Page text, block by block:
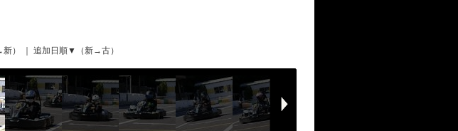
） 追加日順▼（新→古）